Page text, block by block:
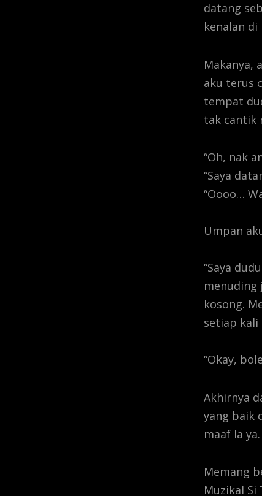
datang
kenalan di
Makanya,
aku terus
tempat
tak cantik
“Oh, nak
“Saya
“Oooo…
Umpan
“Saya
menuding
kosong.
setiap kali
“Okay,
Akhirnya
yang baik
maaf la
Memang
Muzikal